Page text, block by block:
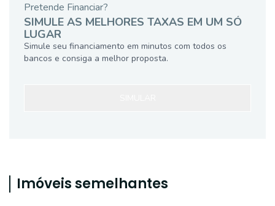
Pretende Financiar?
SIMULE AS MELHORES TAXAS EM UM SÓ
LUGAR
Simule seu financiamento em minutos com todos os
bancos e consiga a melhor proposta.
Imóveis semelhantes